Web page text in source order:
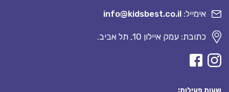
אימייל: info@kidsbest.co.il
כתובת: עמק איילון 10, תל אביב.
שעות פעילות: